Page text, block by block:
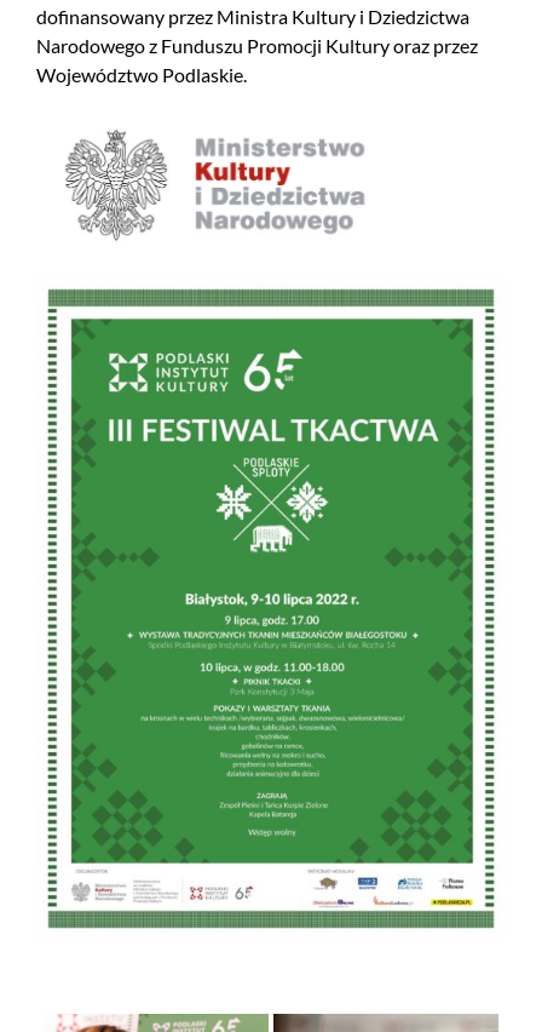
dofinansowany przez Ministra Kultury i Dziedzictwa
Narodowego z Funduszu Promocji Kultury oraz przez
Województwo Podlaskie.